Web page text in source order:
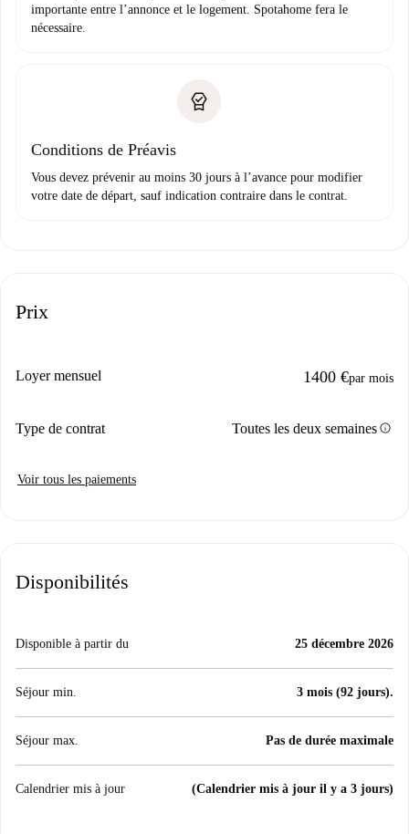
importante entre l’annonce et le logement. Spotahome fera le
nécessaire.
Conditions de Préavis
Vous devez prévenir au moins 30 jours à l’avance pour modifier
votre date de départ, sauf indication contraire dans le contrat.
Prix
Loyer mensuel 1400 €par mois
Type de contrat Toutes les deux semainesinfo
Voir tous les paiements
Disponibilités
Disponible à partir du 25 décembre 2026
Séjour min. 3 mois (92 jours).
Séjour max. Pas de durée maximale
Calendrier mis à jour (Calendrier mis à jour il y a 3 jours)